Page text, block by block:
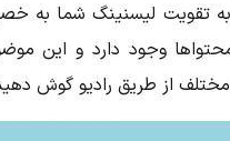
به تقویت لیسنینگ شما به
وجود دارد و این
از طریق رادیو گوش